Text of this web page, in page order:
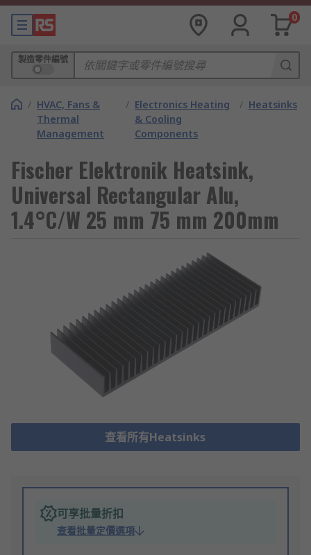
0
製造零件編號
/ HVAC, Fans &
Thermal
Management
/ Electronics Heating
& Cooling
Components
/ Heatsinks
Fischer Elektronik Heatsink,
Universal Rectangular Alu,
1.4°C/W 25 mm 75 mm 200mm
查看所有Heatsinks
可享批量折扣
查看批量定價選項